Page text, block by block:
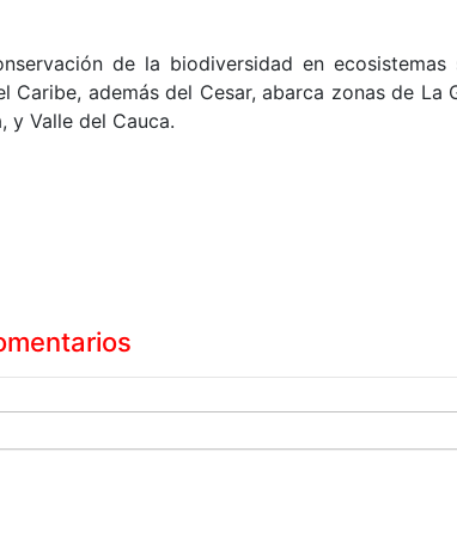
de la biodiversidad en ecosistemas
además del Cesar, abarca zonas de La
y Valle del Cauca.